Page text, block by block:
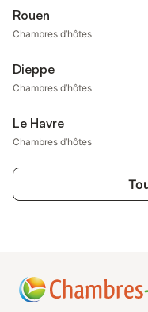
Rouen
Chambres d’hôtes
Dieppe
Chambres d’hôtes
Le Havre
Chambres d’hôtes